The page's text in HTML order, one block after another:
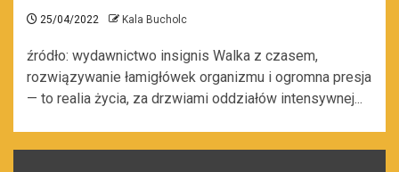
25/04/2022 Kala Bucholc
źródło: wydawnictwo insignis Walka z czasem,
rozwiązywanie łamigłówek organizmu i ogromna presja
— to realia życia, za drzwiami oddziałów intensywnej...